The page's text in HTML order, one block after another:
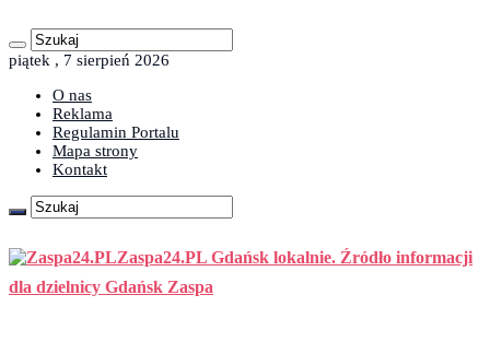
piątek , 7 sierpień 2026
O nas
Reklama
Regulamin Portalu
Mapa strony
Kontakt
Zaspa24.PL Gdańsk lokalnie. Źródło informacji
dla dzielnicy Gdańsk Zaspa